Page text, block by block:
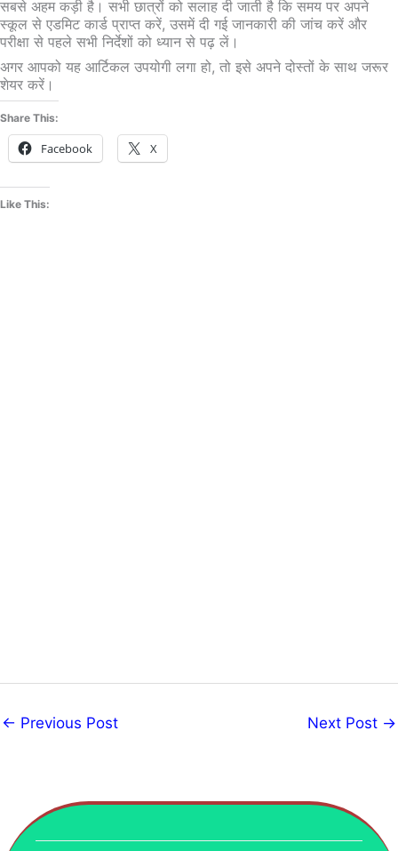
सबसे अहम कड़ी है। सभी छात्रों को सलाह दी जाती है कि समय पर अपने
स्कूल से एडमिट कार्ड प्राप्त करें, उसमें दी गई जानकारी की जांच करें और
परीक्षा से पहले सभी निर्देशों को ध्यान से पढ़ लें।
अगर आपको यह आर्टिकल उपयोगी लगा हो, तो इसे अपने दोस्तों के साथ जरूर
शेयर करें।
Share This:
Facebook X
Like This:
← Previous Post Next Post →